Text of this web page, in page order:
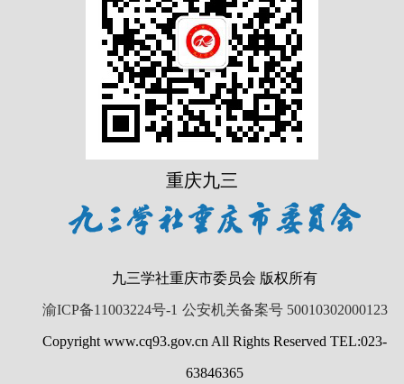
重庆九三
九三学社重庆市委员会 版权所有
渝ICP备11003224号-1 公安机关备案号 50010302000123
Copyright www.cq93.gov.cn All Rights Reserved TEL:023-
63846365